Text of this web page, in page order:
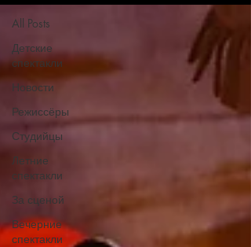
All Posts
Детские
спектакли
Новости
Режиссёры
Студийцы
Летние
спектакли
За сценой
Вечерние
спектакли